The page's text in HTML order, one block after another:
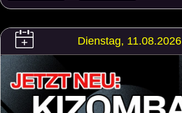
Dienstag, 11.08.2026